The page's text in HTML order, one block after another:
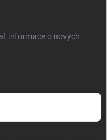
informace o nových